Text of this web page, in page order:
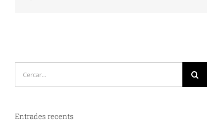
Entrades recents